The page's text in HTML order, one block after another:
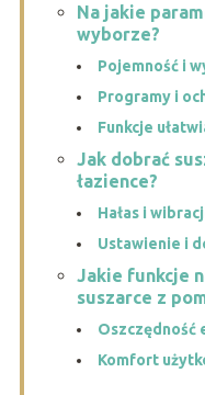
Na jakie
wyborze?
Pojemność i
Programy i
Funkcje
Jak dobrać
łazience?
Hałas i
Ustawienie i
Jakie funkcje
suszarce z
Oszczędność
Komfort